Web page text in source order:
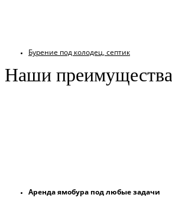
Бурение под колодец, септик
Наши преимущества
Аренда ямобура под любые задачи